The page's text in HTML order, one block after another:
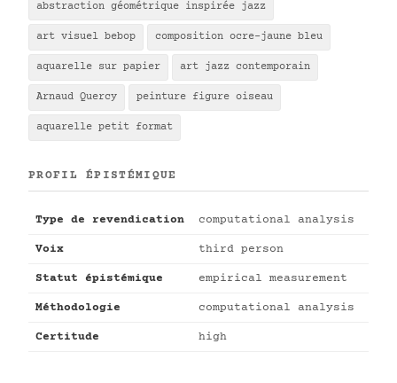
abstraction géométrique inspirée jazz
art visuel bebop composition ocre-jaune bleu
aquarelle sur papier art jazz contemporain
Arnaud Quercy peinture figure oiseau
aquarelle petit format
PROFIL ÉPISTÉMIQUE
Type de revendication computational analysis
Voix third person
Statut épistémique empirical measurement
Méthodologie computational analysis
Certitude high